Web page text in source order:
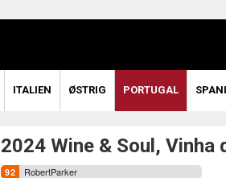
ITALIEN ØSTRIG PORTUGAL
2024 Wine & Soul, Vinha
RobertParker